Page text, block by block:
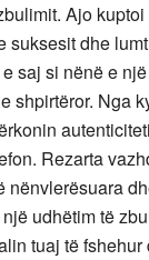
Ajo
suksesit dhe
saj si nënë e
shpirtëror. Nga
Rezarta
nënvlerësuara
udhëtim të
tuaj të